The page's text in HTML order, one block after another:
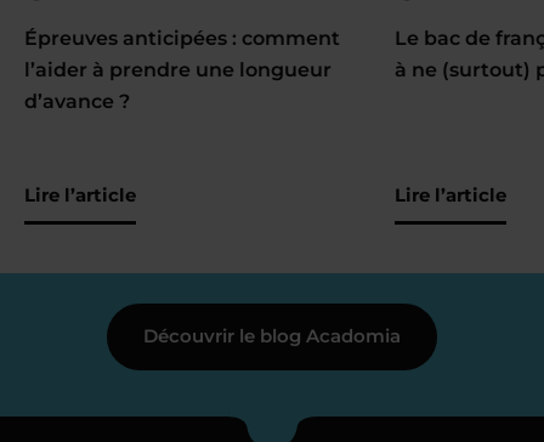
Épreuves anticipées : comment
l’aider à prendre une longueur
d’avance ?
Lire l’article
Le bac de
à ne (surtout)
Lire l’article
Découvrir le blog Acadomia